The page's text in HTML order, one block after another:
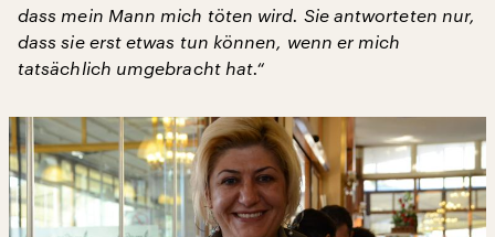
dass mein Mann mich töten wird. Sie antworteten nur,
dass sie erst etwas tun können, wenn er mich
tatsächlich umgebracht hat.“